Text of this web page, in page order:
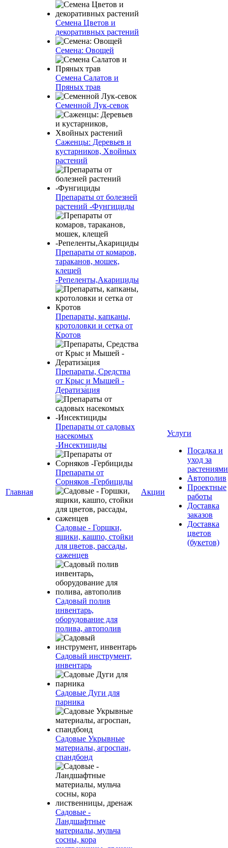
Главная
Семена Цветов и
декоративных растений
Семена: Овощей
Семена Салатов и
Пряных трав
Семенной Лук-севок
Саженцы: Деревьев и
кустарников, Хвойных
растений
Препараты от болезней
растений -Фунгициды
Препараты от комаров,
тараканов, мошек,
клещей
-Репеленты,Акарициды
Препараты, капканы,
кротоловки и сетка от
Кротов
Препараты, Средства
от Крыс и Мышей -
Дератиза́ция
Препараты от садовых
насекомых
-Инсектициды
Препараты от
Сорняков -Гербициды
Садовые - Горшки,
ящики, кашпо, стойки
для цветов, рассады,
саженцев
Садовый полив
инвентарь,
оборудование для
полива, автополив
Садовый инструмент,
инвентарь
Садовые Дуги для
парника
Садовые Укрывные
материалы, агроспан,
спандбонд
Садовые -
Ландшафтные
материалы, мульча
сосны, кора
Акции
Услуги
Посадка и
уход за
растениями
Автополив
Проектные
работы
Доставка
заказов
Доставка
цветов
(букетов)